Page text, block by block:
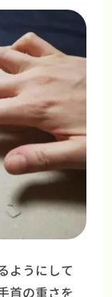
ようにして
首の重さを